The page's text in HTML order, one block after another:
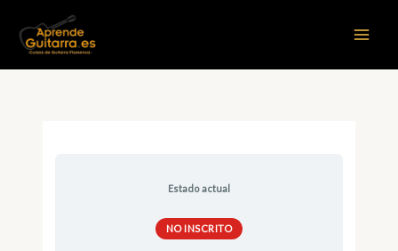
contenido
Estado actual
NO INSCRITO